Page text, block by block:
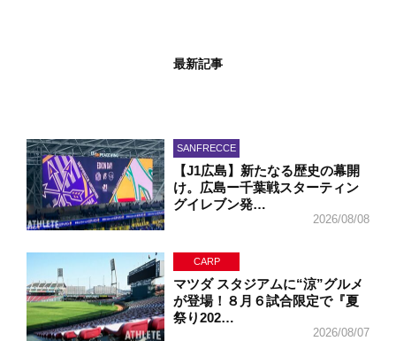
最新記事
SANFRECCE
【J1広島】新たなる歴史の幕開
け。広島ー千葉戦スターティン
グイレブン発…
2026/08/08
CARP
マツダ スタジアムに“涼”グルメ
が登場！８月６試合限定で『夏
祭り202…
2026/08/07